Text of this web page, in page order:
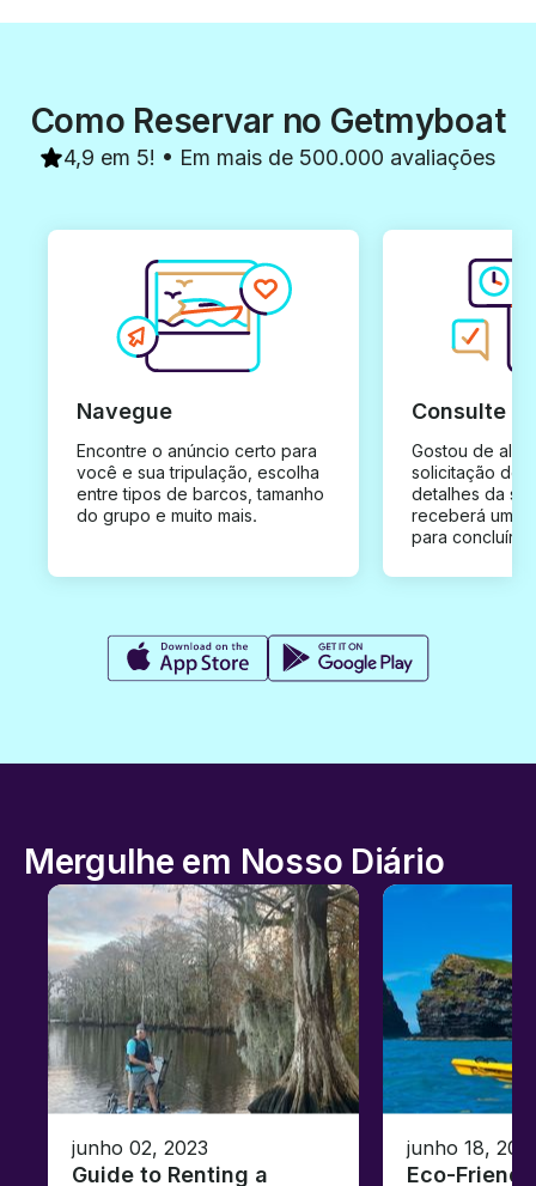
Como Reservar no Getmyboat
4,9 em 5! • Em mais de 500.000 avaliações
Navegue
Encontre o anúncio certo para
você e sua tripulação, escolha
entre tipos de barcos, tamanho
do grupo e muito mais.
Consulte e
Gostou de
solicitação de
detalhes da
receberá uma
para concluír a
Mergulhe em Nosso Diário
junho 02, 2023
Guide to Renting a
junho 18,
Eco-